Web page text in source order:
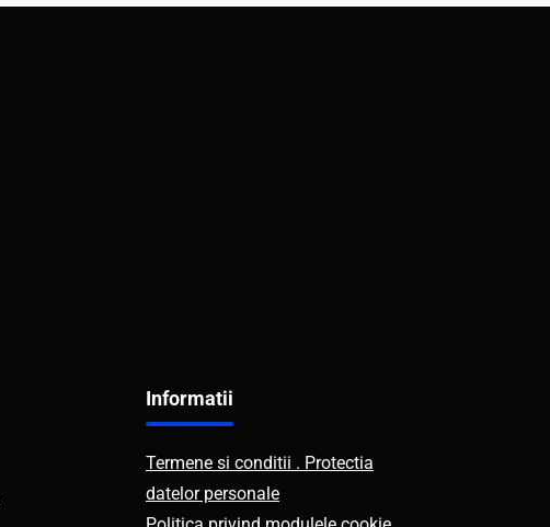
Informatii
Termene si conditii . Protectia
datelor personale